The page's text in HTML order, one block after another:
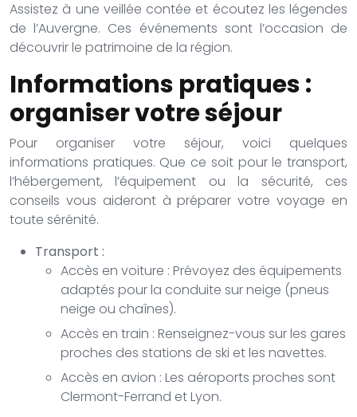
Assistez à une veillée contée et écoutez les légendes
de l’Auvergne. Ces événements sont l’occasion de
découvrir le patrimoine de la région.
Informations pratiques :
organiser votre séjour
Pour organiser votre séjour, voici quelques
informations pratiques. Que ce soit pour le transport,
l’hébergement, l’équipement ou la sécurité, ces
conseils vous aideront à préparer votre voyage en
toute sérénité.
Transport :
Accès en voiture : Prévoyez des équipements
adaptés pour la conduite sur neige (pneus
neige ou chaînes).
Accès en train : Renseignez-vous sur les gares
proches des stations de ski et les navettes.
Accès en avion : Les aéroports proches sont
Clermont-Ferrand et Lyon.